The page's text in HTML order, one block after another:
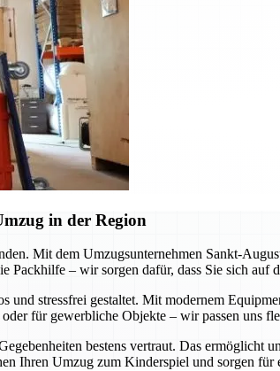
in der Region
Mit dem Umzugsunternehmen Sankt-
– wir sorgen dafür, dass Sie sich auf
und stressfrei gestaltet. Mit modernem
für gewerbliche Objekte – wir passen uns
bestens vertraut. Das ermöglicht
Ihren Umzug zum Kinderspiel und sorgen für